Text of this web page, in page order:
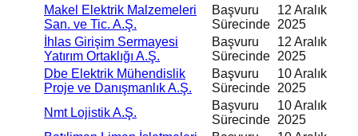
Makel Elektrik Malzemeleri
San. ve Tic. A.Ş.
Başvuru
Sürecinde
12 Aralık
2025
İhlas Girişim Sermayesi
Yatırım Ortaklığı A.Ş.
Başvuru
Sürecinde
12 Aralık
2025
Dbe Elektrik Mühendislik
Proje ve Danışmanlık A.Ş.
Başvuru
Sürecinde
10 Aralık
2025
Nmt Lojistik A.Ş.
Başvuru
Sürecinde
10 Aralık
2025